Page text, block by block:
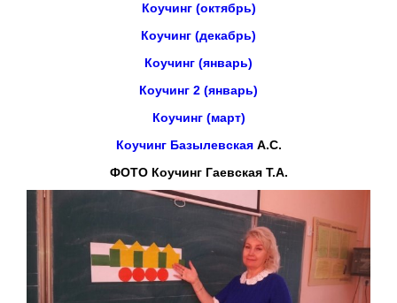
Коучинг (октябрь)
Коучинг (декабрь)
Коучинг (январь)
Коучинг 2 (январь)
Коучинг (март)
Коучинг БазылевскаяА.С.
ФОТО Коучинг Гаевская Т.А.